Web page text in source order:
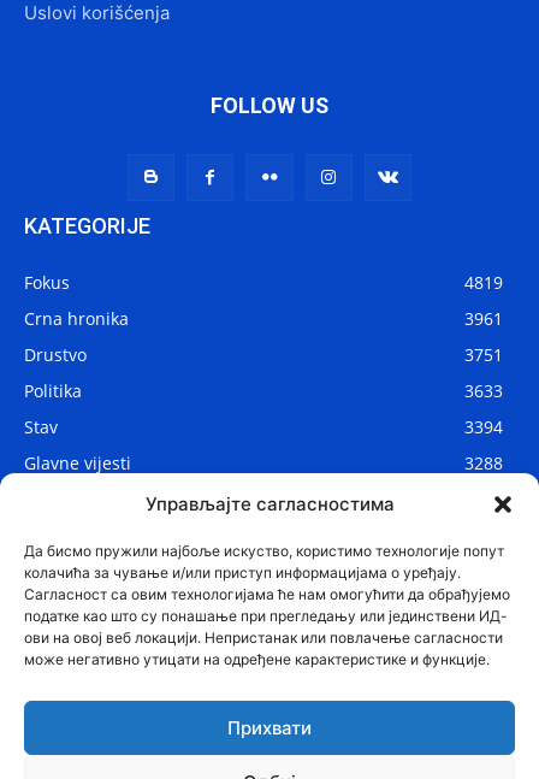
Управљајте сагласностима
Да бисмо пружили најбоље искуство, користимо технологије попут
колачића за чување и/или приступ информацијама о уређају.
Сагласност са овим технологијама ће нам омогућити да обрађујемо
податке као што су понашање при прегледању или јединствени ИД-
ови на овој веб локацији. Непристанак или повлачење сагласности
може негативно утицати на одређене карактеристике и функције.
Прихвати
Uslovi korišćenja
FOLLOW US
KATEGORIJE
Fokus
4819
Crna hronika
3961
Drustvo
3751
Politika
3633
Stav
3394
Glavne vijesti
3288
2912